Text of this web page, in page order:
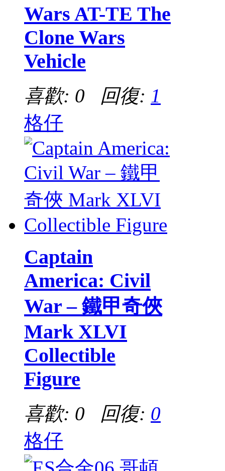
Wars AT-TE The
Clone Wars
Vehicle
喜歡: 0 回復: 1
格仔
Captain
America: Civil
War – 鐵甲奇俠
Mark XLVI
Collectible
Figure
喜歡: 0 回復: 0
格仔